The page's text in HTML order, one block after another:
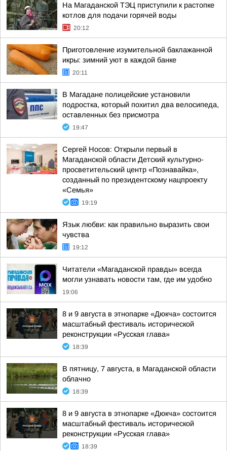
На Магаданской ТЭЦ приступили к растопке
котлов для подачи горячей воды
20:12
Приготовление изумительной баклажанной
икры: зимний уют в каждой банке
20:11
В Магадане полицейские установили
подростка, который похитил два велосипеда,
оставленных без присмотра
19:47
Сергей Носов: Открыли первый в
Магаданской области Детский культурно-
просветительский центр «Познавайка»,
созданный по президентскому нацпроекту
«Семья»
19:19
Язык любви: как правильно выразить свои
чувства
19:12
Читатели «Магаданской правды» всегда
могли узнавать новости там, где им удобно
19:06
8 и 9 августа в этнопарке «Дюкча» состоится
масштабный фестиваль исторической
реконструкции «Русская глава»
18:39
В пятницу, 7 августа, в Магаданской области
облачно
18:39
8 и 9 августа в этнопарке «Дюкча» состоится
масштабный фестиваль исторической
реконструкции «Русская глава»
18:39